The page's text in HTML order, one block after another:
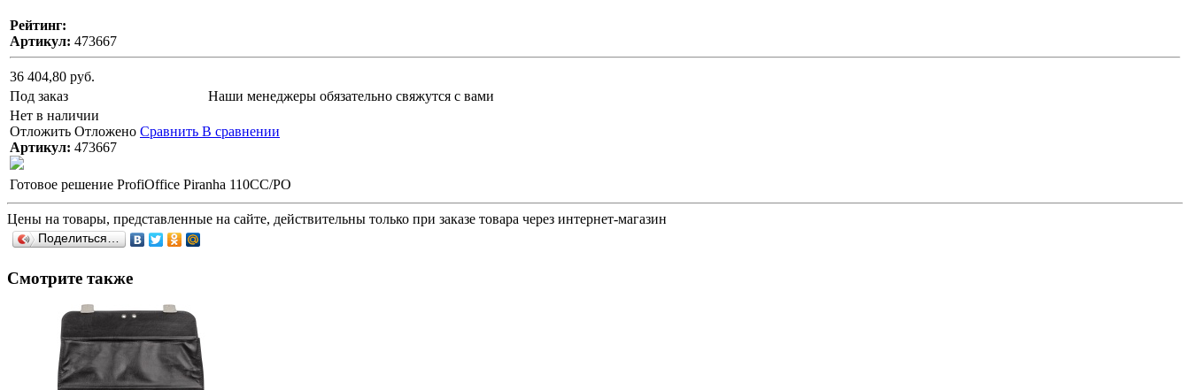
Рейтинг:
Артикул: 473667
36 404,80 руб.
Под заказ
Наши менеджеры обязательно свяжутся с вами
Нет в наличии
Отложить Отложено Сравнить В сравнении
Артикул: 473667
Готовое решение ProfiOffice Piranha 110СС/PO
Цены на товары, представленные на сайте, действительны только при заказе товара через интернет-магазин
Поделиться…
Смотрите также